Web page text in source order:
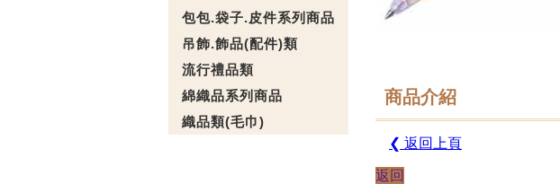
包包.袋子.皮件系列商品
吊飾.飾品(配件)類
流行禮品類
綿織品系列商品
織品類(毛巾)
商品介紹
❮ 返回上頁
返回